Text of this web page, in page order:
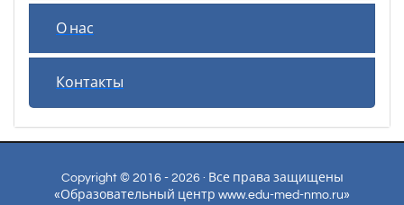
О нас
Контакты
Copyright © 2016 - 2026 · Все права защищены
«Образовательный центр www.edu-med-nmo.ru»